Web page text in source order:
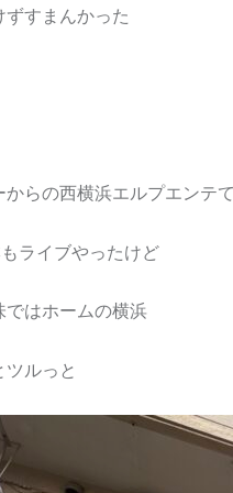
すまんかった
からの西横浜エルプエンテ
ライブやったけど
ではホームの横浜
ツルっと